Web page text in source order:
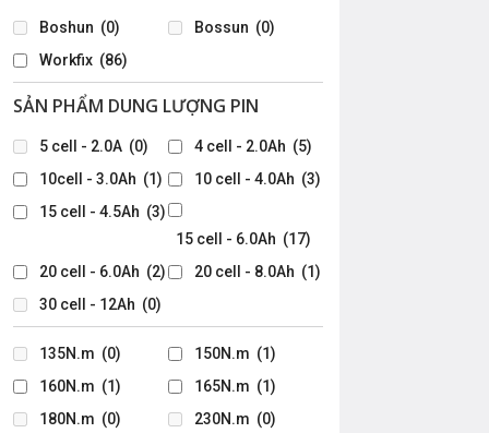
giá: từ 606.200₫ đến 1.163.100₫
776.000₫.
Boshun (0) Bossun (0)
Workfix (86)
SẢN PHẨM DUNG LƯỢNG PIN
5 cell - 2.0A (0) 4 cell - 2.0Ah (5)
10cell - 3.0Ah (1) 10 cell - 4.0Ah (3)
15 cell - 4.5Ah (3)
15 cell - 6.0Ah (17)
20 cell - 6.0Ah (2) 20 cell - 8.0Ah (1)
30 cell - 12Ah (0)
135N.m (0) 150N.m (1)
160N.m (1) 165N.m (1)
180N.m (0) 230N.m (0)